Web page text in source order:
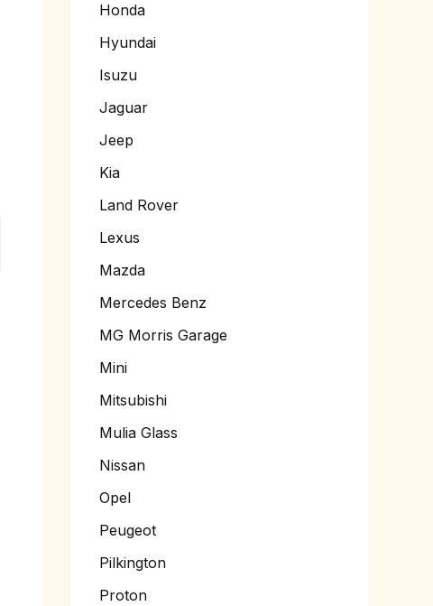
Honda
Hyundai
Isuzu
Jaguar
Jeep
Kia
Land Rover
Lexus
Mazda
Mercedes Benz
MG Morris Garage
Mini
Mitsubishi
Mulia Glass
Nissan
Opel
Peugeot
Pilkington
Proton